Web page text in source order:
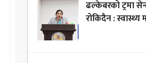
ढल्केबरको ट्रमा
रोकिदैन : स्वास्थ्य